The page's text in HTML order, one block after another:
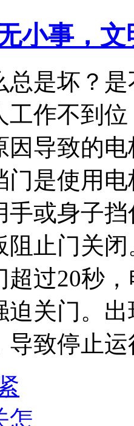
小事，
总是坏？
工作不到
因导致的
门是使用
手或身子
阻止门关
超过20秒
迫关门。
导致停止